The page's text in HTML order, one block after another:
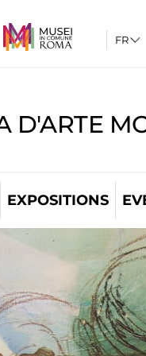
D'ARTE
EXPOSITIONS